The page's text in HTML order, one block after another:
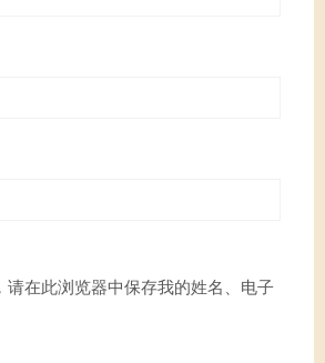
请在此浏览器中保存我的姓名、电子